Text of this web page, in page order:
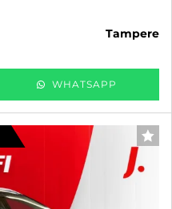
tampere
WHATSAPP